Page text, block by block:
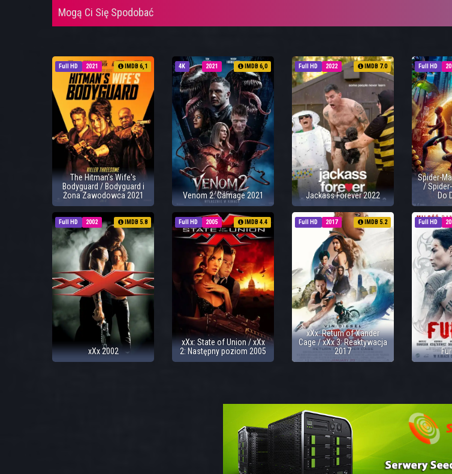
Mogą Ci Się Spodobać
Full HD 2021 IMDB 6,1
The Hitman's Wife's
Bodyguard / Bodyguard i
Żona Zawodowca 2021
4K 2021 IMDB 6,0
Venom 2: Carnage 2021
Full HD 2022 IMDB 7.0
Jackass Forever 2022
Full HD
Spider-
/
Do
Full HD 2002 IMDB 5.8
xXx 2002
Full HD 2005 IMDB 4.4
xXx: State of Union / xXx
2: Następny poziom 2005
Full HD 2017 IMDB 5.2
xXx: Return of Xander
Cage / xXx 3: Reaktywacja
2017
Full HD